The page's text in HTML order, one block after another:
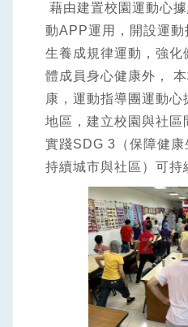
藉由建置校園運動心
動APP運用，開設運動
生養成規律運動，強化
體成員身心健康外，
康，運動指導團運動
地區，建立校園與社區
實踐SDG 3（保障健
持續城市與社區）可持